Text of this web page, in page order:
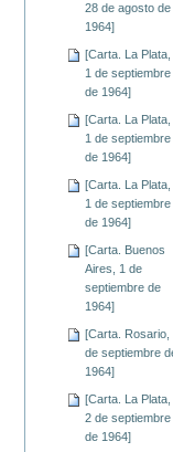
28 de agosto de
1964]
[Carta. La Plata,
1 de septiembre
de 1964]
[Carta. La Plata,
1 de septiembre
de 1964]
[Carta. La Plata,
1 de septiembre
de 1964]
[Carta. Buenos
Aires, 1 de
septiembre de
1964]
[Carta. Rosario,
de septiembre
1964]
[Carta. La Plata,
2 de septiembre
de 1964]